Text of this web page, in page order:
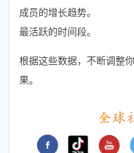
成员的增长趋势。
最活跃的时间段。
根据这些数据，不断调整
果。